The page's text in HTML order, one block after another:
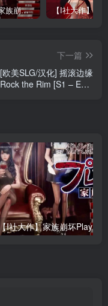
【I社大作】家族崩坏Playhome 终极12.0收藏版新整合【85G/补档福利】【年费会员专享，手慢无】
下一篇
[欧美SLG/汉化] 摇滚边缘
Rock the Rim [S1 – Ep.1